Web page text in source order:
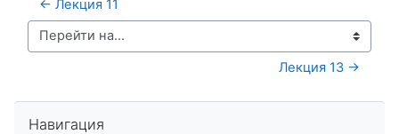
← Лекция 11
Перейти на...
Лекция 13 →
Навигация